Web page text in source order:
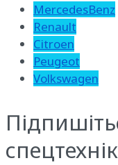
MercedesBenz
Renault
Citroen
Peugeot
Volkswagen